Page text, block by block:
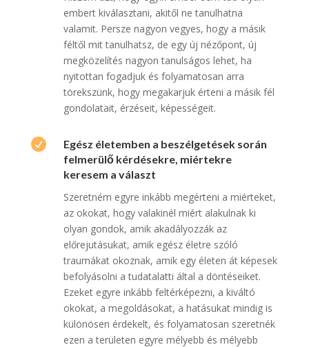
embert kiválasztani, akitől ne tanulhatna
valamit. Persze nagyon vegyes, hogy a másik
féltől mit tanulhatsz, de egy új nézőpont, új
megközelítés nagyon tanulságos lehet, ha
nyitottan fogadjuk és folyamatosan arra
törekszünk, hogy megakarjuk érteni a másik fél
gondolatait, érzéseit, képességeit.

Egész életemben a beszélgetések során
felmerülő kérdésekre, miértekre
keresem a választ
Szeretném egyre inkább megérteni a miérteket,
az okokat, hogy valakinél miért alakulnak ki
olyan gondok, amik akadályozzák az
előrejutásukat, amik egész életre szóló
traumákat okoznak, amik egy életen át képesek
befolyásolni a tudatalatti által a döntéseiket.
Ezeket egyre inkább feltérképezni, a kiváltó
okokat, a megoldásokat, a hatásukat mindig is
különösen érdekelt, és folyamatosan szeretnék
ezen a területen egyre mélyebb és mélyebb